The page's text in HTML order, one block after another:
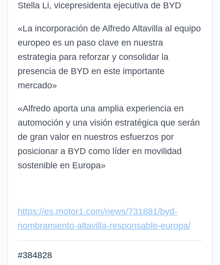
Stella Li, vicepresidenta ejecutiva de BYD
«La incorporación de Alfredo Altavilla al equipo
europeo es un paso clave en nuestra
estrategia para reforzar y consolidar la
presencia de BYD en este importante
mercado»
«Alfredo aporta una amplia experiencia en
automoción y una visión estratégica que serán
de gran valor en nuestros esfuerzos por
posicionar a BYD como líder en movilidad
sostenible en Europa»
https://es.motor1.com/news/731881/byd-
nombramiento-altavilla-responsable-europa/
#384828